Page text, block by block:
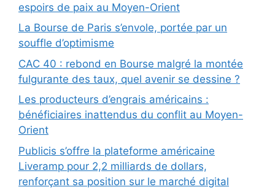
espoirs de paix au Moyen-Orient
La Bourse de Paris s’envole, portée par un
souffle d’optimisme
CAC 40 : rebond en Bourse malgré la montée
fulgurante des taux, quel avenir se dessine ?
Les producteurs d’engrais américains :
bénéficiaires inattendus du conflit au Moyen-
Orient
Publicis s’offre la plateforme américaine
Liveramp pour 2,2 milliards de dollars,
renforçant sa position sur le marché digital